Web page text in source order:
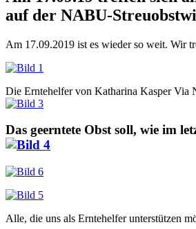
auf der NABU-
Am 17.09.2019 ist es wieder so weit. Wir
Die Erntehelfer von Katharina Kasper Via
Das geerntete Obst soll, wie im
Alle, die uns als Erntehelfer unterstützen